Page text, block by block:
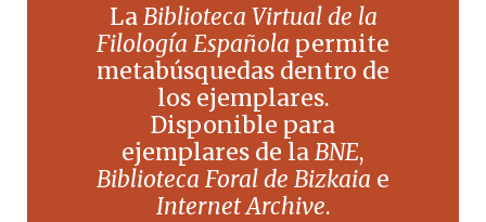
LaBiblioteca Virtual de la
Filología Española permite
metabúsquedas dentro de
los ejemplares.
Disponible para
ejemplares de laBNE,
Biblioteca Foral de Bizkaia e
Internet Archive.